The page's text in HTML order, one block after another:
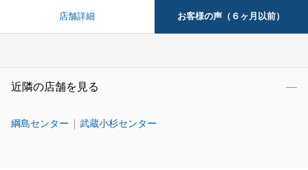
店舗詳細 お客様の声（６ヶ月以前）
近隣の店舗を見る
綱島センター 武蔵小杉センター